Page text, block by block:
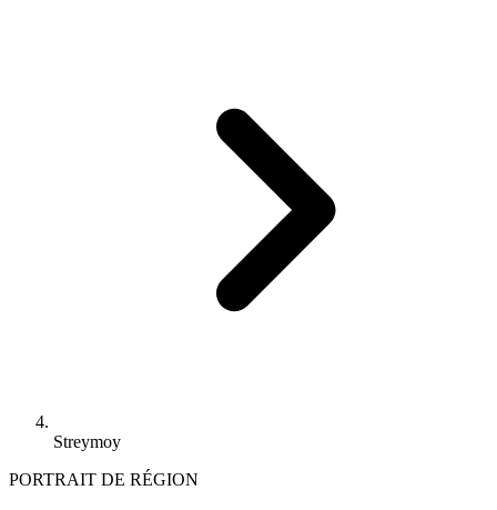
Streymoy
PORTRAIT DE RÉGION